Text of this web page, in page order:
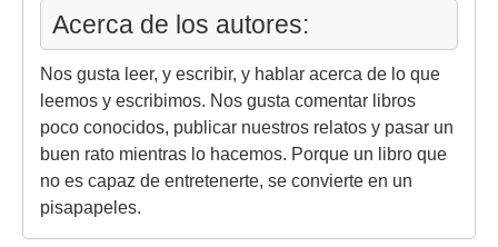
Acerca de los autores:
Nos gusta leer, y escribir, y hablar acerca de lo que
leemos y escribimos. Nos gusta comentar libros
poco conocidos, publicar nuestros relatos y pasar un
buen rato mientras lo hacemos. Porque un libro que
no es capaz de entretenerte, se convierte en un
pisapapeles.